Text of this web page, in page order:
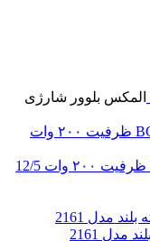
المکس بلوور شارژی
المکس سنگ رومیزی المکس مدل BG422 ظرفیت ۲۰۰ وات 12/5